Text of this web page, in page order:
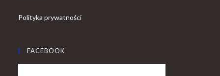
Polityka prywatności
FACEBOOK